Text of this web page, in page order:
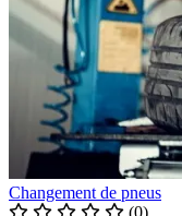
Changement de pneus
(0)